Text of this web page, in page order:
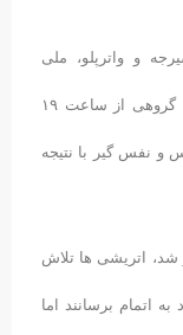
و واترپلو، ملی
پوشان واترپلو کشورمان در آخرین بازی مرحله گروهی از ساعت ۱۹
نفس گیر با نتیجه
شد، اتریشی ها تلاش
اتمام برسانند اما